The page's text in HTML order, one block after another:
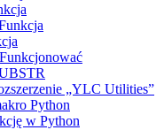
Funkcjonować
„YLC Utilities”
Python
w Python